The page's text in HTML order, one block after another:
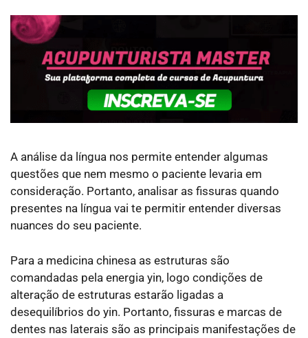
A análise da língua nos permite entender algumas
questões que nem mesmo o paciente levaria em
consideração. Portanto, analisar as fissuras quando
presentes na língua vai te permitir entender diversas
nuances do seu paciente.
Para a medicina chinesa as estruturas são
comandadas pela energia yin, logo condições de
alteração de estruturas estarão ligadas a
desequilíbrios do yin. Portanto, fissuras e marcas de
dentes nas laterais são as principais manifestações de